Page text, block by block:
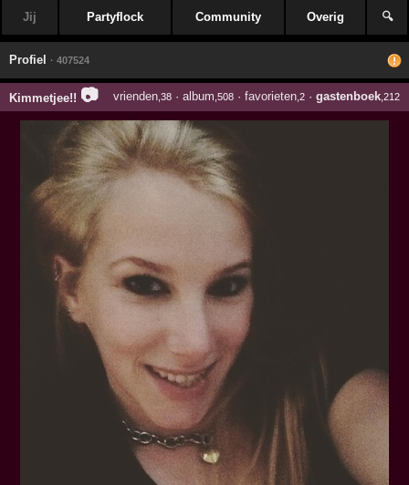
Jij Partyflock Community Overig 🔍
Profiel · 407524
Kimmetjee!! 📷 vrienden,38· album ,508· favorieten,2· gastenboek,212